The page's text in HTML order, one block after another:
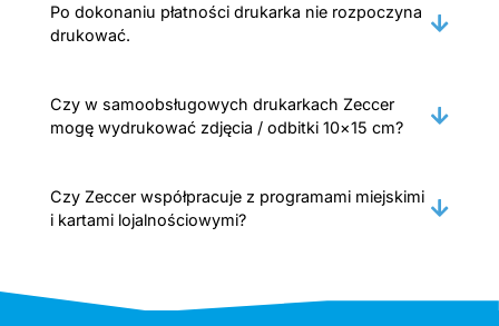
Po dokonaniu płatności drukarka nie rozpoczyna
drukować.
Czy w samoobsługowych drukarkach Zeccer
mogę wydrukować zdjęcia / odbitki 10×15 cm?
Czy Zeccer współpracuje z programami miejskimi
i kartami lojalnościowymi?